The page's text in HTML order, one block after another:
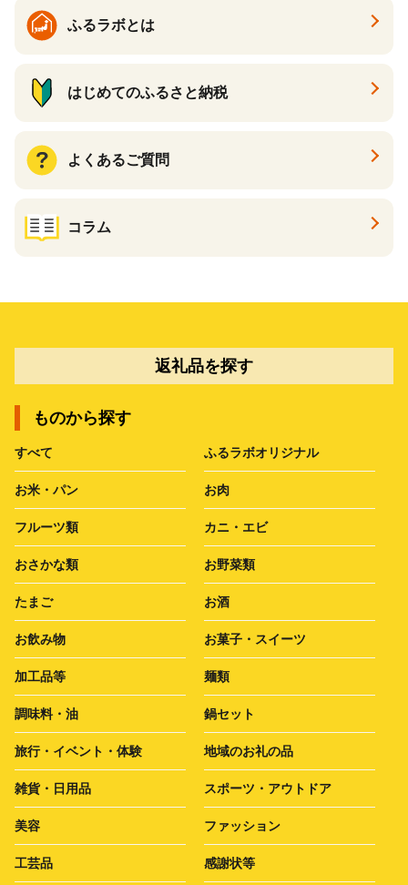
ふるラボとは
はじめてのふるさと納税
よくあるご質問
コラム
返礼品を探す
ものから探す
すべて ふるラボオリジナル
お米・パン お肉
フルーツ類 カニ・エビ
おさかな類 お野菜類
たまご お酒
お飲み物 お菓子・スイーツ
加工品等 麺類
調味料・油 鍋セット
旅行・イベント・体験 地域のお礼の品
雑貨・日用品 スポーツ・アウトドア
美容 ファッション
工芸品 感謝状等